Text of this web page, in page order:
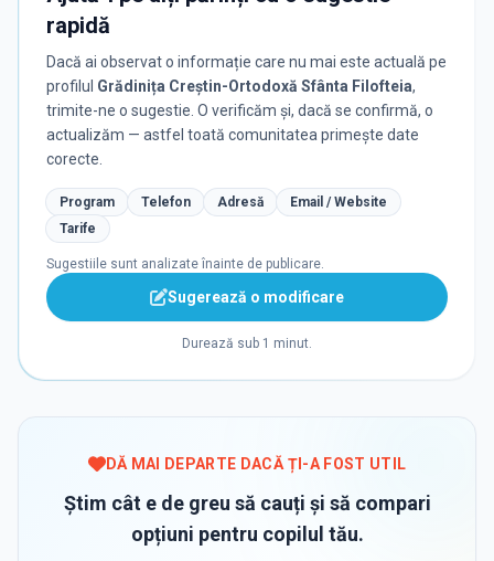
rapidă
Dacă ai observat o informație care nu mai este actuală pe
profilul Grădinița Creștin-Ortodoxă Sfânta Filofteia,
trimite-ne o sugestie. O verificăm și, dacă se confirmă, o
actualizăm — astfel toată comunitatea primește date
corecte.
Program Telefon Adresă
Email / Website
Tarife
Sugestiile sunt analizate înainte de publicare.
Sugerează o modificare
Durează sub 1 minut.
DĂ MAI DEPARTE DACĂ ȚI-A FOST UTIL
Știm cât e de greu să cauți și să compari
opțiuni pentru copilul tău.